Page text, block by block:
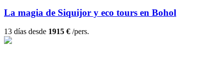
La magia de Siquijor y eco tours en Bohol
13 días desde 1915 € /pers.